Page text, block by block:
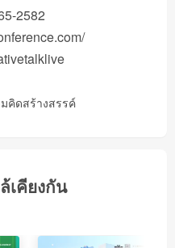
2582
คิดสร้างสรรค์
เคียงกัน